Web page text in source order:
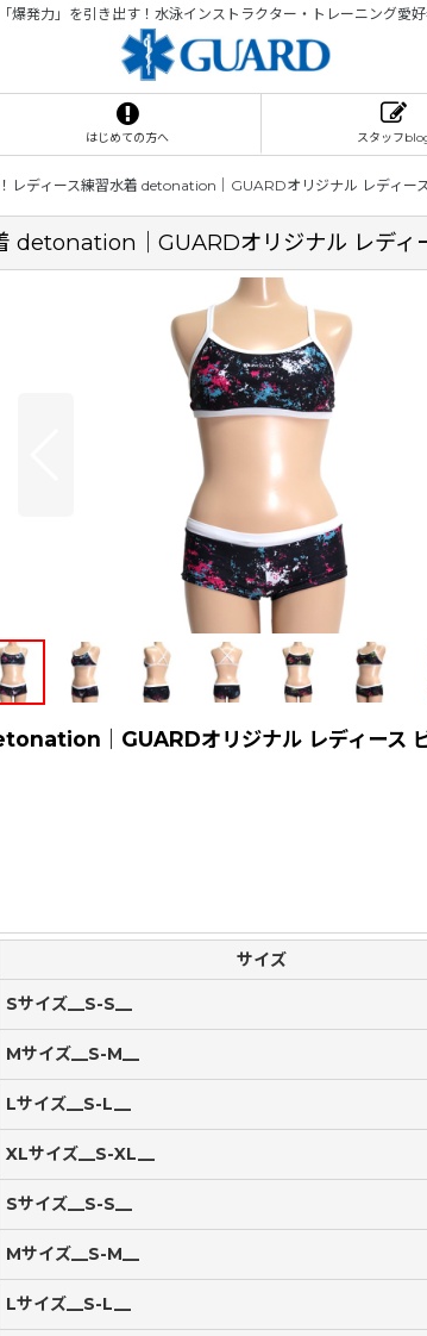
「爆発力」を引き出す！水泳インストラクター・トレーニング愛
はじめての方へ スタッフ
レディース練習水着 detonation｜GUARDオリジナル レディー
detonation｜GUARDオリジナル レディ
｜GUARDオリジナル レディース
サイズ
Sサイズ__S-S__
Mサイズ__S-M__
Lサイズ__S-L__
XLサイズ__S-XL__
Sサイズ__S-S__
Mサイズ__S-M__
Lサイズ__S-L__